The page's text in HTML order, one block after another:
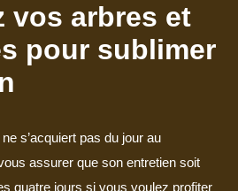
vos arbres et
pour sublimer
s’acquiert pas du jour au
assurer que son entretien soit
quatre jours si vous voulez profiter